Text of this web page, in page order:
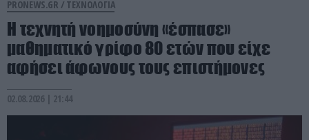
PRONEWS.GR / ΤΕΧΝΟΛΟΓΙΑ
Η τεχνητή νοημοσύνη «έσπασε»
μαθηματικό γρίφο 80 ετών που είχε
αφήσει άφωνους τους επιστήμονες
02.08.2026 | 21:44